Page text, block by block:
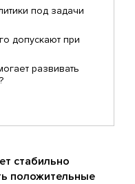
под задачи
допускают при
развивать
стабильно
положительные